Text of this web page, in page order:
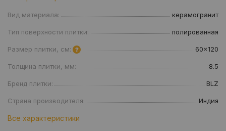
Вид материала: керамогранит
Тип поверхности плитки: полированная
Размер плитки, см: 60x120
Толщина плитки, мм: 8.5
Бренд плитки: BLZ
Страна производителя: Индия
Все характеристики